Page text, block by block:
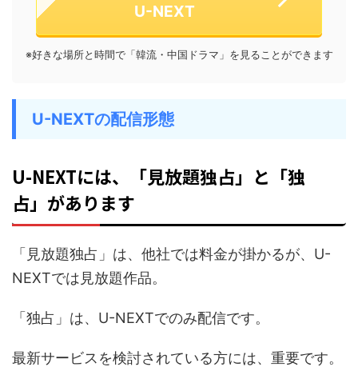
U-NEXT
※好きな場所と時間で「韓流・中国ドラマ」を見ることができます
U-NEXTの配信形態
U-NEXTには、「見放題独占」と「独
占」があります
「見放題独占」は、他社では料金が掛かるが、U-
NEXTでは見放題作品。
「独占」は、U-NEXTでのみ配信です。
最新サービスを検討されている方には、重要です。